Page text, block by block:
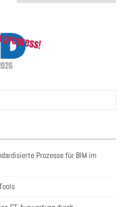
Prozesse für BIM im